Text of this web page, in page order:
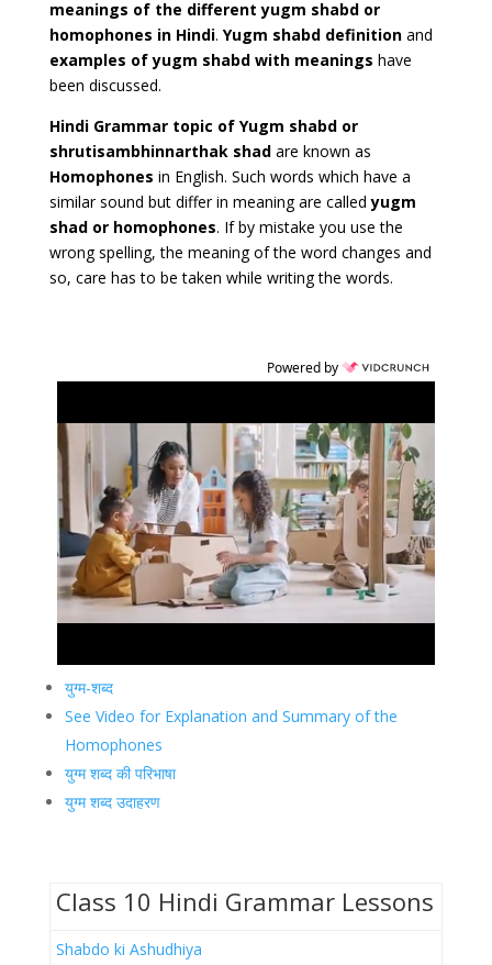
meanings of the different yugm shabd or
homophones in Hindi. Yugm shabd definitionand
examples of yugm shabd with meanings have
been discussed.
Hindi Grammar topic of Yugm shabd or
shrutisambhinnarthak shad are known as
Homophones in English. Such words which have a
similar sound but differ in meaning are calledyugm
shad or homophones. If by mistake you use the
wrong spelling, the meaning of the word changes and
so, care has to be taken while writing the words.
Powered by
युग्म-शब्द
See Video for Explanation and Summary of the
Homophones
युग्म शब्द की परिभाषा
युग्म शब्द उदाहरण
Class 10 Hindi Grammar Lessons
Shabdo ki Ashudhiya